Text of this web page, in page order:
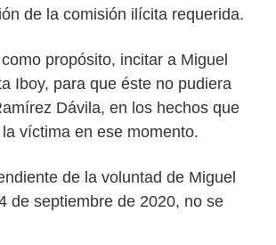
de la comisión ilícita requerida.
propósito, incitar a Miguel
Iboy, para que éste no pudiera
Dávila, en los hechos que
víctima en ese momento.
de la voluntad de Miguel
de septiembre de 2020, no se